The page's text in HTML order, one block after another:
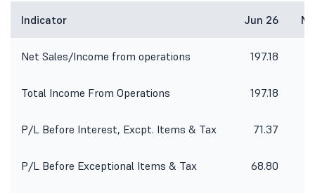
Indicator Jun 26
Net Sales/Income from operations 197.18
Total Income From Operations 197.18
P/L Before Interest, Excpt. Items & Tax 71.37
P/L Before Exceptional Items & Tax 68.80